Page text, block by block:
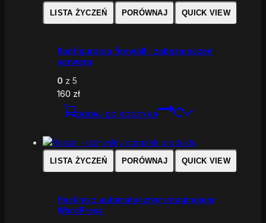
LISTA ŻYCZEŃ PORÓWNAJ QUICK VIEW
Konfiguracja firewall i zabezpieczeń
serwera
0 z 5
160 zł
DODAJ DO KOSZYKA
LISTA ŻYCZEŃ PORÓWNAJ QUICK VIEW
Hosting z automatycznym stagingiem
WordPress